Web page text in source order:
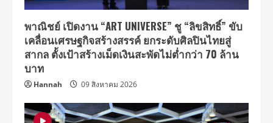
พาณิชย์ เปิดงาน “ART UNIVERSE” ชู “ลิขสิทธิ์” ขับ
เคลื่อนเศรษฐกิจสร้างสรรค์ ยกระดับศิลปินไทยสู่
สากล ตั้งเป้าสร้างเม็ดเงินสะพัดไม่ต่ำกว่า 70 ล้าน
บาท
Hannah 09 สิงหาคม 2026